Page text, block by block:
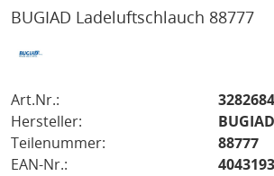
BUGIAD Ladeluftschlauch 88777
Art.Nr.:
3282684
Hersteller:
BUGIAD
Teilenummer:
88777
EAN-Nr.: